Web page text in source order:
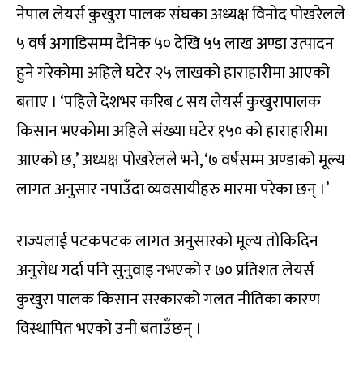
नेपाल लेयर्स कुखुरा पालक संघका अध्यक्ष विनोद पोखरेलले
५ वर्ष अगाडिसम्म दैनिक ५० देखि ५५ लाख अण्डा उत्पादन
हुने गरेकोमा अहिले घटेर २५ लाखको हाराहारीमा आएको
बताए । ‘पहिले देशभर करिब ८ सय लेयर्स कुखुरापालक
किसान भएकोमा अहिले संख्या घटेर १५० को हाराहारीमा
आएको छ,’ अध्यक्ष पोखरेलले भने, ‘७ वर्षसम्म अण्डाको मूल्य
लागत अनुसार नपाउँदा व्यवसायीहरु मारमा परेका छन् ।’
राज्यलाई पटकपटक लागत अनुसारको मूल्य तोकिदिन
अनुरोध गर्दा पनि सुनुवाइ नभएको र ७० प्रतिशत लेयर्स
कुखुरा पालक किसान सरकारको गलत नीतिका कारण
विस्थापित भएको उनी बताउँछन् ।